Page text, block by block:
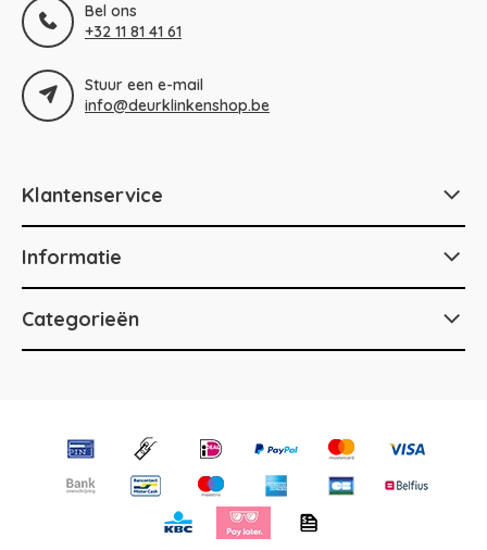
Bel ons
+32 11 81 41 61
Stuur een e-mail
info@deurklinkenshop.be
Klantenservice
Informatie
Categorieën